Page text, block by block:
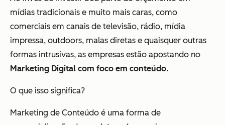
mídias tradicionais e muito mais caras, como
comerciais em canais de televisão, rádio, mídia
impressa, outdoors, malas diretas e quaisquer outras
formas intrusivas, as empresas estão apostando no
Marketing Digital com foco em conteúdo.
O que isso significa?
Marketing de Conteúdo é uma forma de